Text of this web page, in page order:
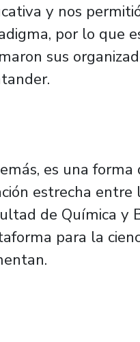
y nos
por lo que
sus
es una
estrecha entre
de Química y
para la